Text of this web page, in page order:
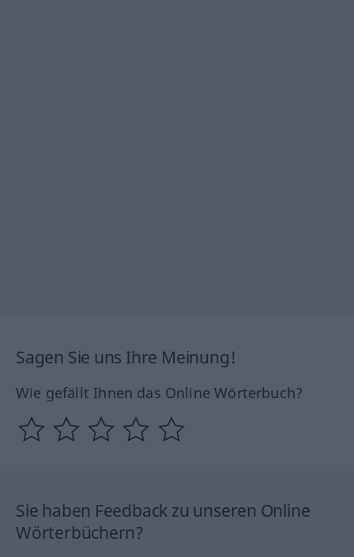
Sagen Sie uns Ihre Meinung!
Wie gefällt Ihnen das Online Wörterbuch?
Sie haben Feedback zu unseren Online
Wörterbüchern?